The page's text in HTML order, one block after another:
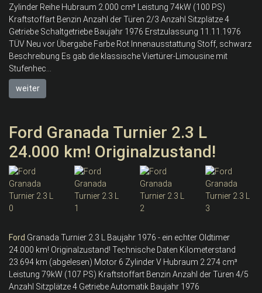
Zylinder Reihe Hubraum 2.000 cm³ Leistung 74kW (100 PS)
Kraftstoffart Benzin Anzahl der Türen 2/3 Anzahl Sitzplätze 4
Getriebe Schaltgetriebe Baujahr 1976 Erstzulassung 11.11.1976
TÜV Neu vor Übergabe Farbe Rot Innenausstattung Stoff, schwarz
Beschreibung Es gab die klassische Viertürer-Limousine mit
Stufenhec...
weiter
Ford Granada Turnier 2.3 L
24.000 km! Originalzustand!
Ford Granada Turnier 2.3 L Baujahr 1976 - ein echter Oldtimer
24.000 km! Originalzustand! Technische Daten Kilometerstand
23.694 km (abgelesen) Motor 6 Zylinder V Hubraum 2.274 cm³
Leistung 79kW (107 PS) Kraftstoffart Benzin Anzahl der Türen 4/5
Anzahl Sitzplätze 4 Getriebe Automatik Baujahr 1976